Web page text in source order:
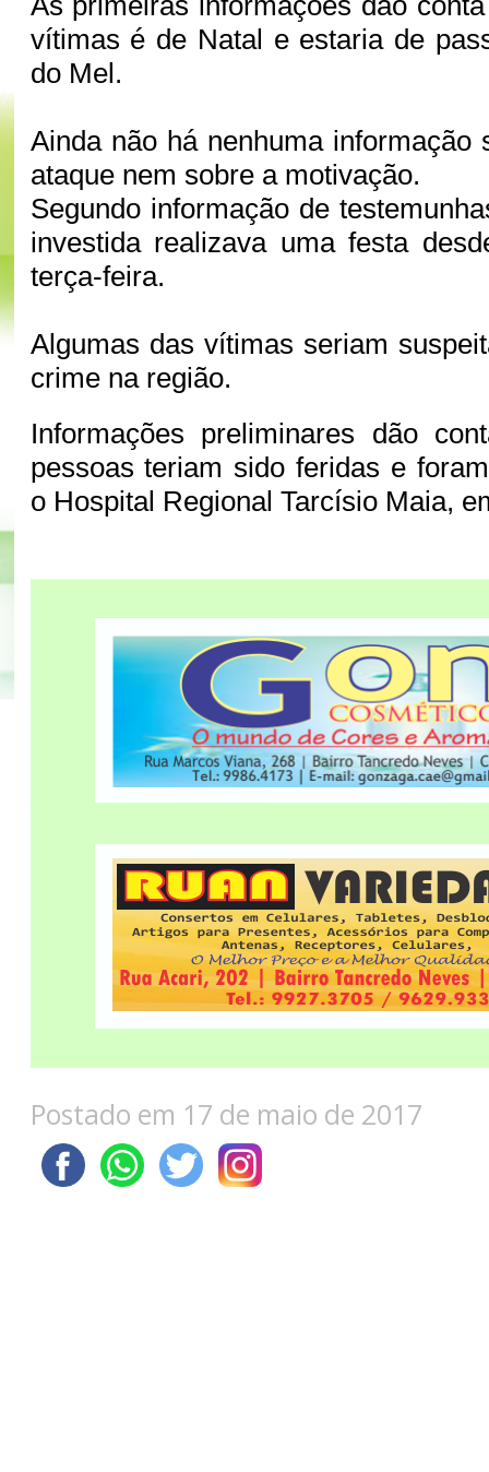
vítimas é de Natal e estaria de
do Mel.
Ainda não há nenhuma informação
ataque nem sobre a motivação.
Segundo informação de
investida realizava uma festa
terça-feira.
Algumas das vítimas seriam
crime na região.
Informações preliminares dão
pessoas teriam sido feridas e
o Hospital Regional Tarcísio Maia,
Postado em 17 de maio de 2017